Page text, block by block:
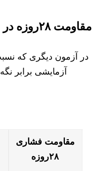
مقاومت ۲۸روزه در نسبت آب به سیمان برابر
در آزمون دیگری که
آزمایشی برابر
مقاومت فشاری
۲۸روزه